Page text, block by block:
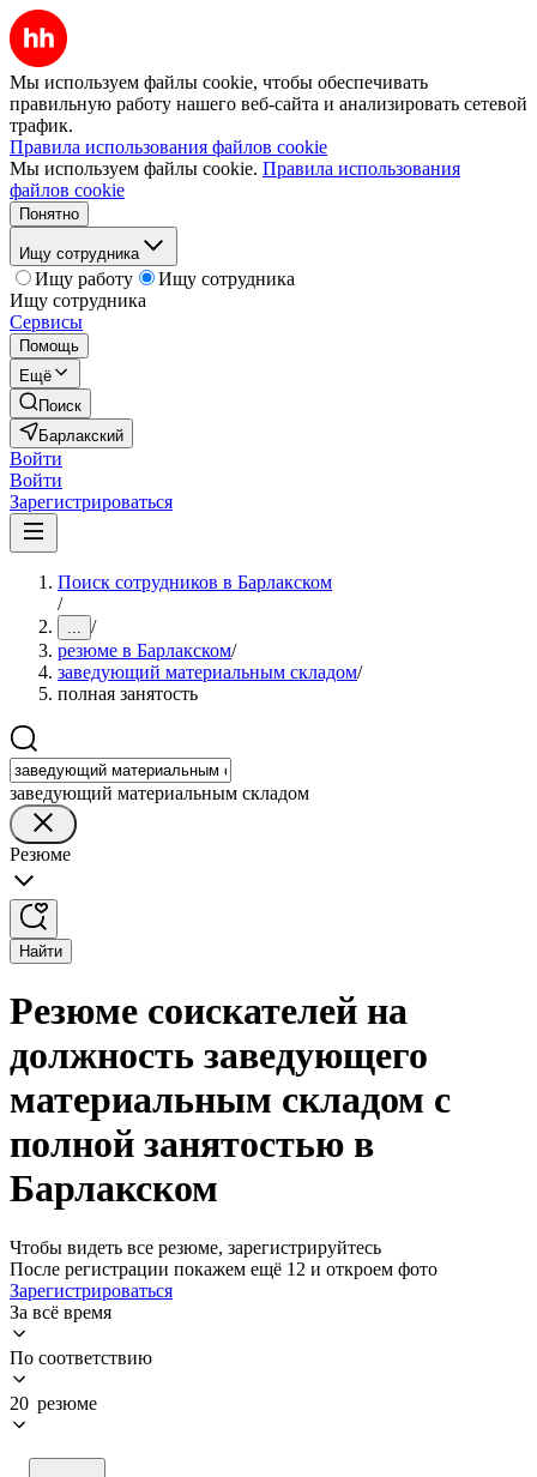
Мы используем файлы cookie, чтобы обеспечивать
правильную работу нашего веб-сайта и анализировать сетевой
трафик.
Правила использования файлов cookie
Мы используем файлы cookie. Правила использования
файлов cookie
Понятно
Ищу сотрудника
Ищу работу
Ищу сотрудника
Ищу сотрудника
Сервисы
Помощь
Ещё
Поиск
Барлакский
Войти
Войти
Зарегистрироваться
Поиск сотрудников в Барлакском
/
... /
резюме в Барлакском/
заведующий материальным складом/
полная занятость
заведующий материальным складом
Резюме
Найти
Резюме соискателей на
должность заведующего
материальным складом с
полной занятостью в
Барлакском
Чтобы видеть все резюме, зарегистрируйтесь
После регистрации покажем ещё 12 и откроем фото
Зарегистрироваться
За всё время
По соответствию
20 резюме